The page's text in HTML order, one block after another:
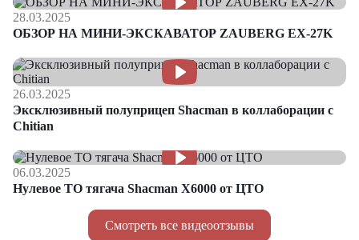
Смотреть все видеоотзывы
28.03.2025
ОБЗОР НА МИНИ-ЭКСКАВАТОР ZAUBERG EX-27K
26.03.2025
Эксклюзивный полуприцеп Shacman в коллаборации с
Chitian
06.03.2025
Нулевое ТО тягача Shacman Х6000 от ЦТО